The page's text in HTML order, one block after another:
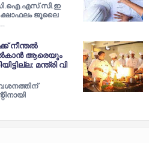
ജൂലൈ
നീന്തൽ
നൽകാൻ ആരെയും
മന്ത്രി വി